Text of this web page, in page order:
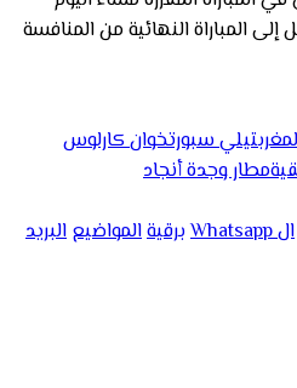
المباراة النهائية من المنافسة
تيلي سبورتخوان كارلوس
مطار وجدة أنجاد
ال Whatsapp برقيةالمواضيع البريد